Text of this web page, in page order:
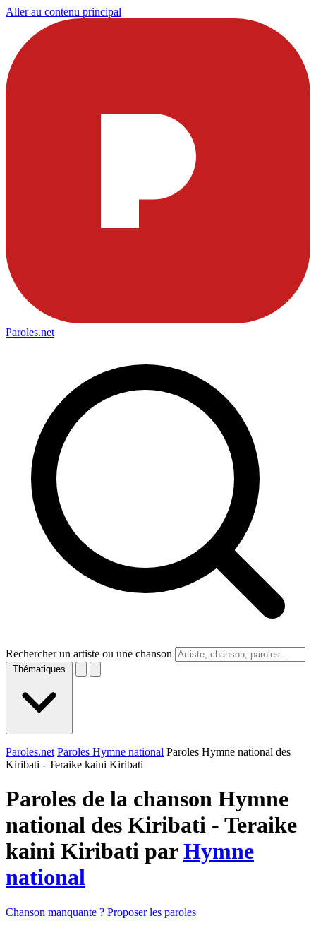
Aller au contenu principal
Paroles.net
Rechercher un artiste ou une chanson
Thématiques
Paroles.net Paroles Hymne national Paroles Hymne national des
Kiribati - Teraike kaini Kiribati
Paroles de la chanson Hymne
national des Kiribati - Teraike
kaini Kiribati parHymne
national
Chanson manquante ? Proposer les paroles